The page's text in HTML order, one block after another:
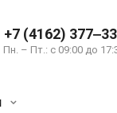
+7 (4162)
Пн. – Пт.: с 09:00 до